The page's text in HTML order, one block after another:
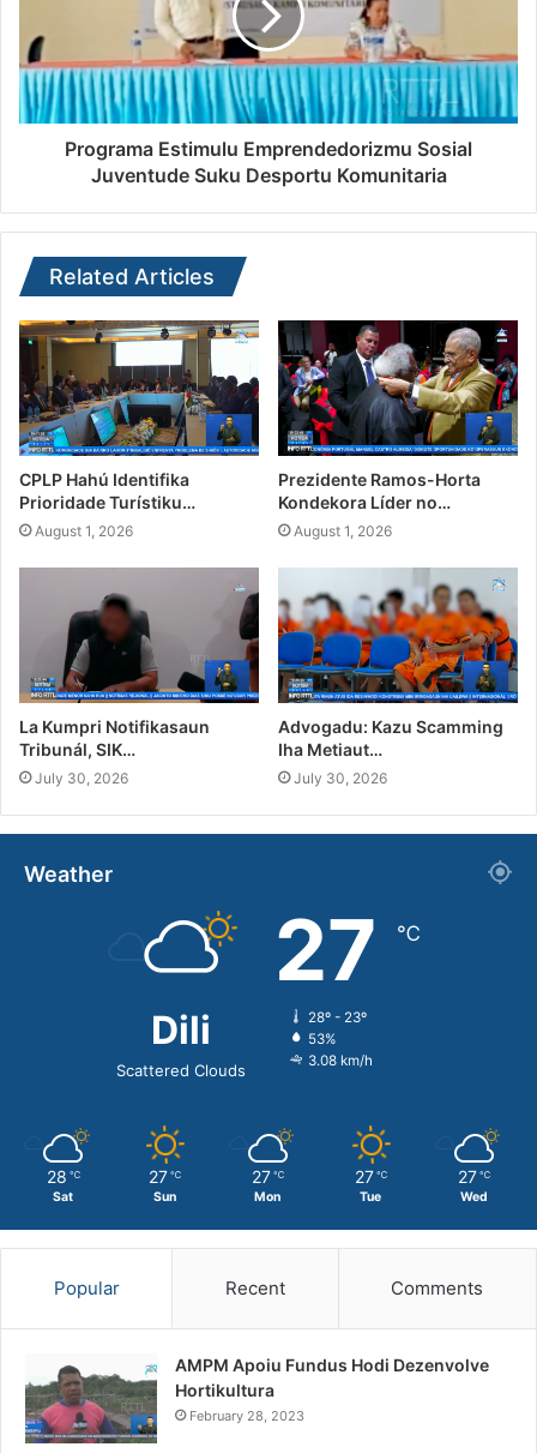
Programa Estimulu Emprendedorizmu Sosial
Juventude Suku Desportu Komunitaria
Related Articles
CPLP Hahú Identifika
Prioridade Turístiku…
August 1, 2026
Prezidente Ramos-Horta
Kondekora Líder no…
August 1, 2026
La Kumpri Notifikasaun
Tribunál, SIK…
July 30, 2026
Advogadu: Kazu Scamming
Iha Metiaut…
July 30, 2026
Weather
Dili
Scattered Clouds
27 ℃
28º - 23º
53%
3.08 km/h
28 ℃
Sat
27 ℃
Sun
27 ℃
Mon
27 ℃
Tue
27 ℃
Wed
Popular Recent Comments
AMPM Apoiu Fundus Hodi Dezenvolve
Hortikultura
February 28, 2023